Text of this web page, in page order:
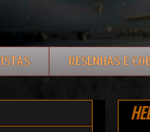
RESENHAS E